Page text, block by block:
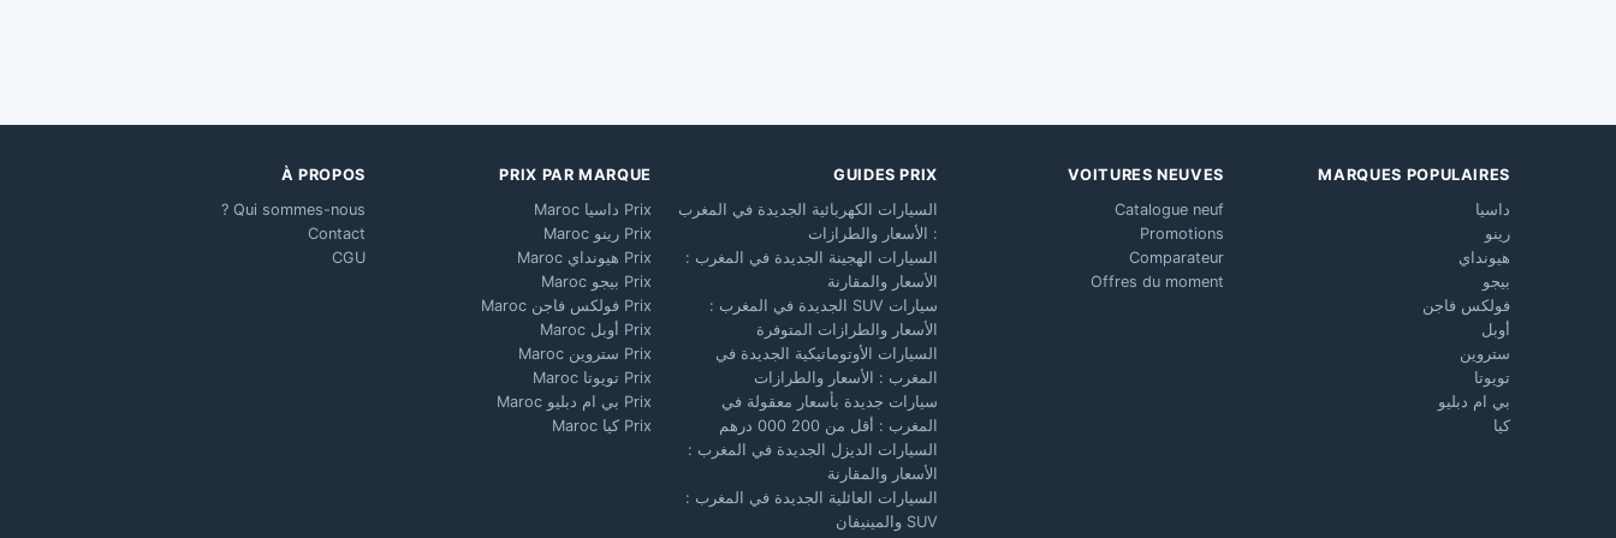
MARQUES POPULAIRES
داسيا
رينو
هيونداي
بيجو
فولكس فاجن
أوبل
ستروين
تويوتا
بي ام دبليو
كيا
VOITURES NEUVES
Catalogue neuf
Promotions
Comparateur
Offres du moment
GUIDES PRIX
السيارات الكهربائية الجديدة في المغرب
: الأسعار والطرازات
السيارات الهجينة الجديدة في المغرب :
الأسعار والمقارنة
سيارات SUV الجديدة في المغرب :
الأسعار والطرازات المتوفرة
السيارات الأوتوماتيكية الجديدة في
المغرب : الأسعار والطرازات
سيارات جديدة بأسعار معقولة في
المغرب : أقل من 200 000 درهم
السيارات الديزل الجديدة في المغرب :
الأسعار والمقارنة
السيارات العائلية الجديدة في المغرب :
SUV والمينيفان
PRIX PAR MARQUE
Prix داسيا Maroc
Prix رينو Maroc
Prix هيونداي Maroc
Prix بيجو Maroc
Prix فولكس فاجن Maroc
Prix أوبل Maroc
Prix ستروين Maroc
Prix تويوتا Maroc
Prix بي ام دبليو Maroc
Prix كيا Maroc
À PROPOS
Qui sommes-nous ?
Contact
CGU